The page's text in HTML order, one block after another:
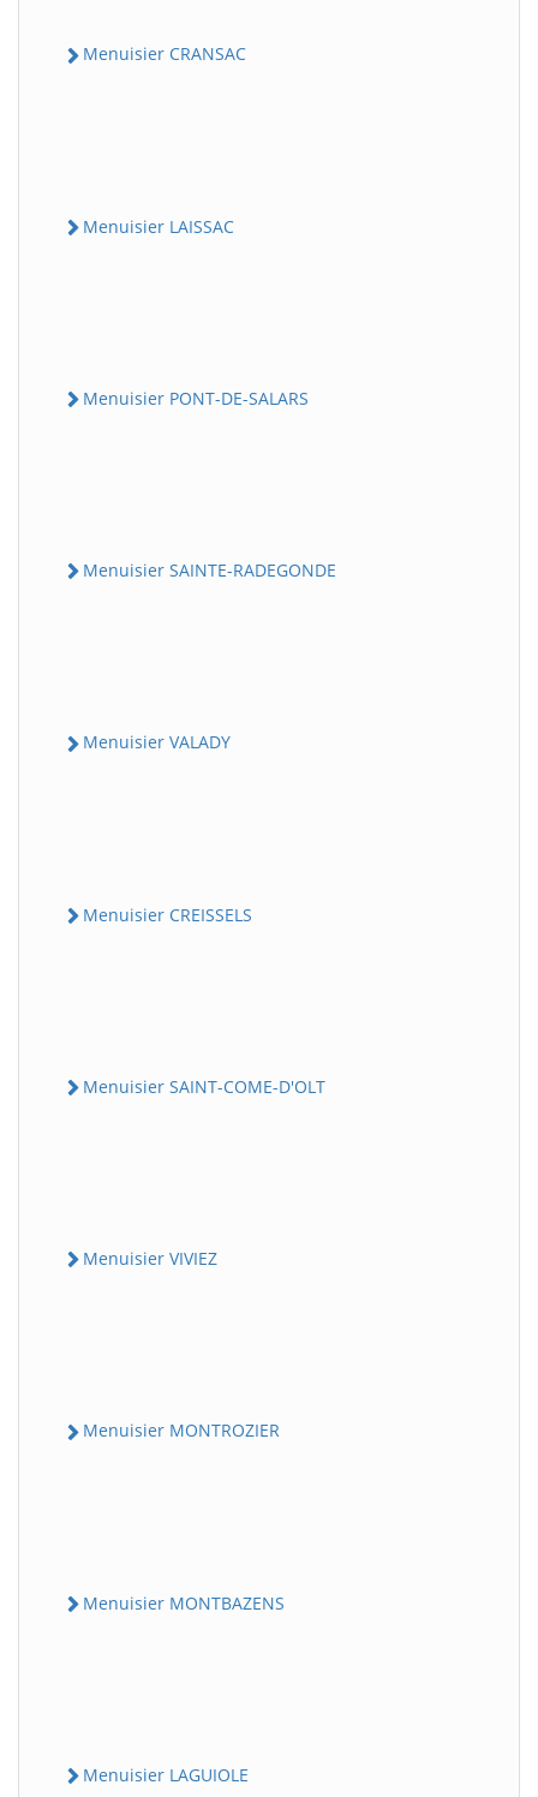
Menuisier CRANSAC
Menuisier LAISSAC
Menuisier PONT-DE-SALARS
Menuisier SAINTE-RADEGONDE
Menuisier VALADY
Menuisier CREISSELS
Menuisier SAINT-COME-D'OLT
Menuisier VIVIEZ
Menuisier MONTROZIER
Menuisier MONTBAZENS
Menuisier LAGUIOLE